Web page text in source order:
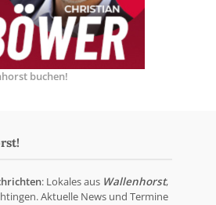
buchen!
: Lokales aus Wallenhorst,
Aktuelle News und Termine